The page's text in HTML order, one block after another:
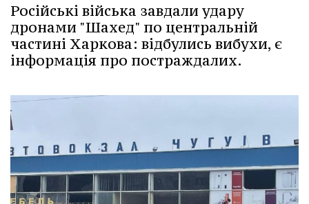
Російські війська завдали удару
дронами "Шахед" по центральній
частині Харкова: відбулись вибухи, є
інформація про постраждалих.